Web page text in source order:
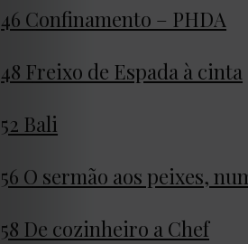
Contactos
Estatuto
Editorial
Política
de
46 Confinamento – PHDA
48 Freixo de Espada à cinta
52 Bali
56 O sermão aos peixes,
58 De cozinheiro a Chef